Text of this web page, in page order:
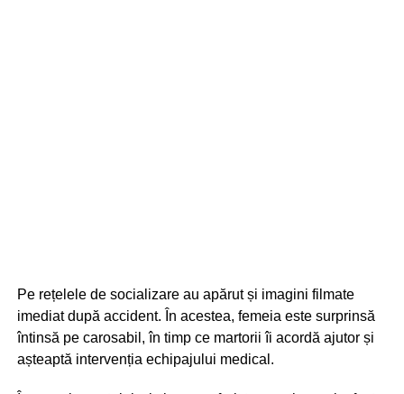
Pe rețelele de socializare au apărut și imagini filmate
imediat după accident. În acestea, femeia este surprinsă
întinsă pe carosabil, în timp ce martorii îi acordă ajutor și
așteaptă intervenția echipajului medical.